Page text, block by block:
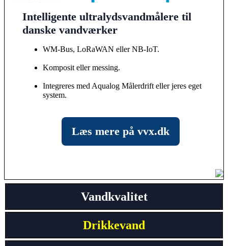
Intelligente ultralydsvandmålere til
danske vandværker
WM-Bus, LoRaWAN eller NB-IoT.
Komposit eller messing.
Integreres med Aqualog Målerdrift eller jeres eget
system.
Læs mere på vvx.dk
Vandkvalitet
Drikkevand